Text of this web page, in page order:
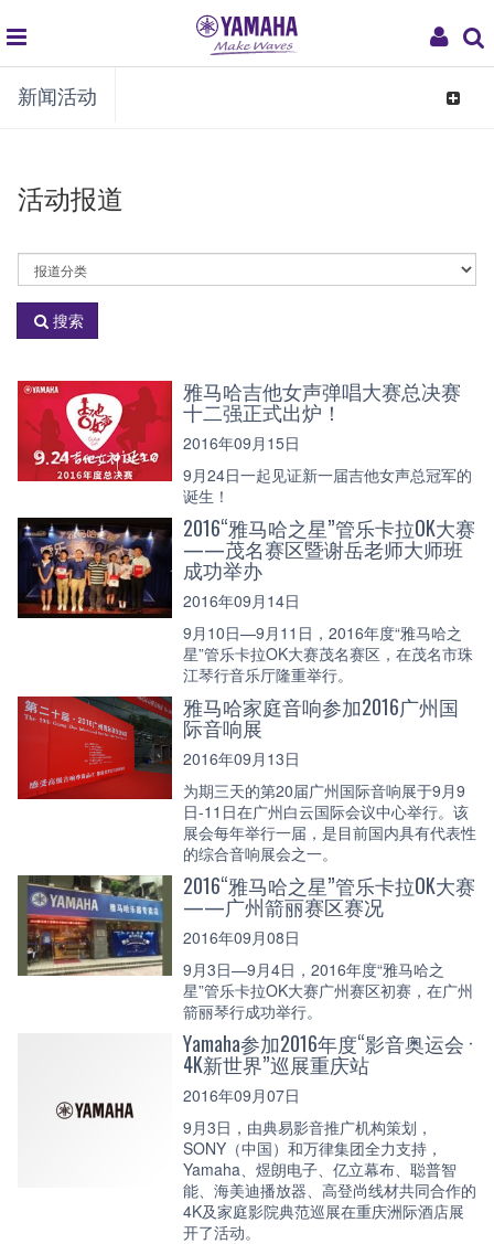
My
global
navigation
新闻活动
Toggle
活动报道
活
动
分
搜索
雅马哈吉他女声弹唱大赛总决赛
十二强正式出炉！
2016年09月15日
9月24日一起见证新一届吉他女声总冠军的
诞生！
2016“雅马哈之星”管乐卡拉OK大赛
——茂名赛区暨谢岳老师大师班
成功举办
2016年09月14日
9月10日—9月11日，2016年度“雅马哈之
星”管乐卡拉OK大赛茂名赛区，在茂名市珠
江琴行音乐厅隆重举行。
雅马哈家庭音响参加2016广州国
际音响展
2016年09月13日
为期三天的第20届广州国际音响展于9月9
日-11日在广州白云国际会议中心举行。该
展会每年举行一届，是目前国内具有代表性
的综合音响展会之一。
2016“雅马哈之星”管乐卡拉OK大赛
——广州箭丽赛区赛况
2016年09月08日
9月3日—9月4日，2016年度“雅马哈之
星”管乐卡拉OK大赛广州赛区初赛，在广州
箭丽琴行成功举行。
Yamaha参加2016年度“影音奥运会 ·
4K新世界”巡展重庆站
2016年09月07日
9月3日，由典易影音推广机构策划，
SONY（中国）和万律集团全力支持，
Yamaha、煜朗电子、亿立幕布、聪普智
能、海美迪播放器、高登尚线材共同合作的
4K及家庭影院典范巡展在重庆洲际酒店展
开了活动。